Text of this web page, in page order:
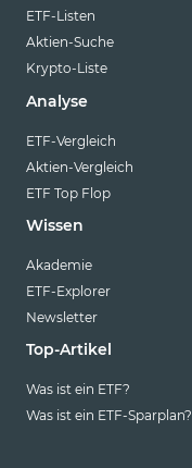
ETF-Listen
Aktien-Suche
Krypto-Liste
Analyse
ETF-Vergleich
Aktien-Vergleich
ETF Top Flop
Wissen
Akademie
ETF-Explorer
Newsletter
Top-Artikel
Was ist ein ETF?
Was ist ein ETF-Sparplan?